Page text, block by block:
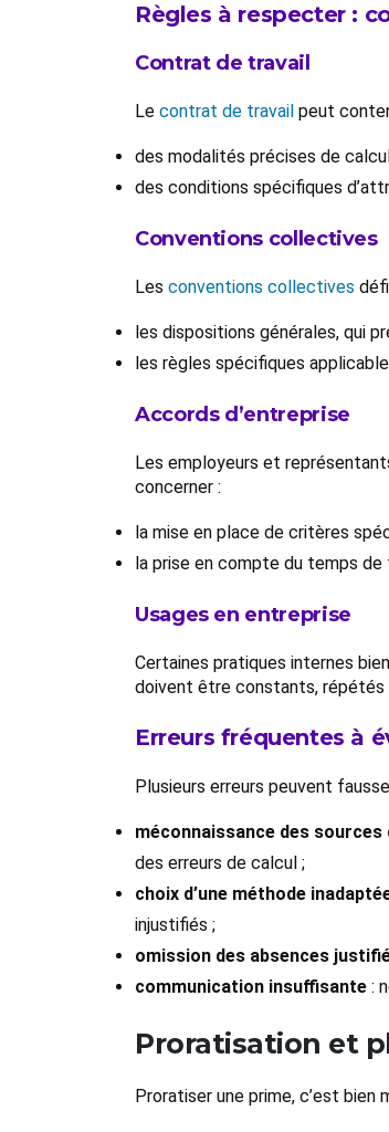
Règles à respecter :
Contrat de travail
Le contrat de travail peut
des modalités précises de
des conditions spécifiques
Conventions collectives
Les conventions collectives
les dispositions générales, qui
les règles spécifiques
Accords d’entreprise
Les employeurs et
concerner :
la mise en place de critères
la prise en compte du temps de
Usages en entreprise
Certaines pratiques internes
doivent être constants, répétés
Erreurs fréquentes à
Plusieurs erreurs peuvent
méconnaissance des sources
des erreurs de calcul ;
choix d’une méthode
injustifiés ;
omission des absences
communication insuffisante :
Proratisation et
Proratiser une prime, c’est bien